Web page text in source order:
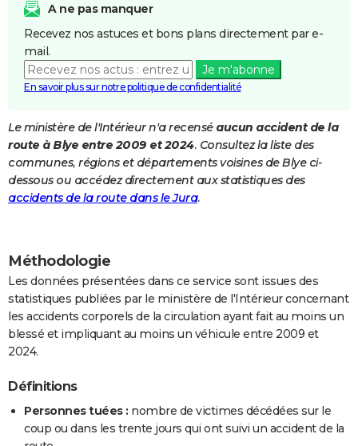
Destinations
City break
Voyage nature
Voyage de noces
Forum
Climat
PHOTO
GUIDES D'ACHAT
BONS PLANS
Carte de Noël
Carte Bonne année
Carte Saint-Valentin
Carte Pâques
Carte d'anniversaire
DICTIONNAIRE
Dictionnaire
Biographies
Citations
Expressions
Proverbes
PROGRAMME TV
FORUM
Bricolage
Television
A ne pas manquer
Recevez nos astuces et bons plans directement par e-
mail.
Je m'abonne
En savoir plus sur notre politique de confidentialité
Le ministère de l'Intérieur n'a recensé aucun accident de la
route à Blye entre 2009 et 2024. Consultez la liste des
communes, régions et départements voisines de Blye ci-
dessous ou accédez directement aux statistiques des
accidents de la route dans le Jura.
Méthodologie
Les données présentées dans ce service sont issues des
statistiques publiées par le ministère de l'Intérieur concernant
les accidents corporels de la circulation ayant fait au moins un
blessé et impliquant au moins un véhicule entre 2009 et
2024.
Définitions
Personnes tuées : nombre de victimes décédées sur le
coup ou dans les trente jours qui ont suivi un accident de la